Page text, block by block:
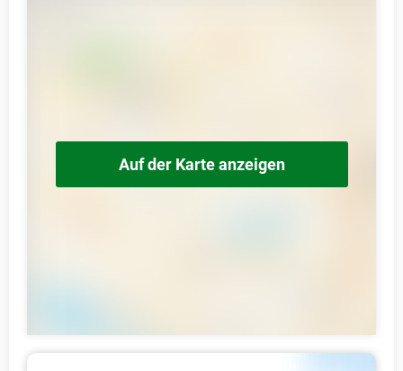
Auf der Karte anzeigen